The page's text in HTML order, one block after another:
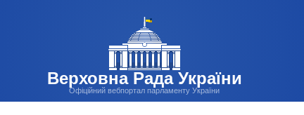
Верховна Рада України
Офіційний вебпортал парламенту України